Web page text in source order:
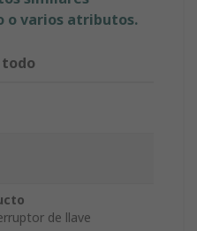
o varios atributos.
de llave